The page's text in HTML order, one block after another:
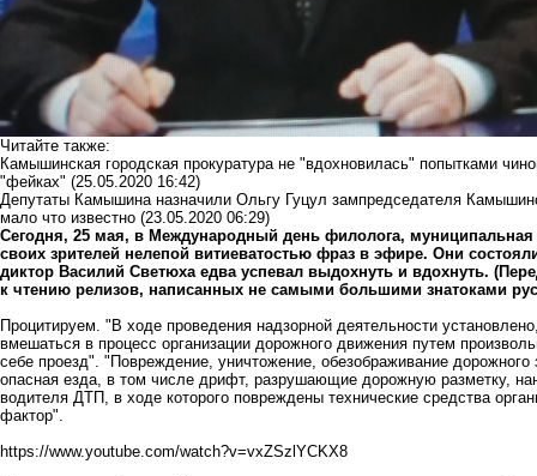
Читайте также:
Камышинская городская прокуратура не "вдохновилась" попытками
"фейках" (25.05.2020 16:42)
Депутаты Камышина назначили Ольгу Гуцул зампредседателя
мало что известно (23.05.2020 06:29)
Сегодня, 25 мая, в Международный день филолога,
своих зрителей нелепой витиеватостью фраз в эфире. Они
диктор Василий Светюха едва успевал выдохнуть и вдохнуть.
к чтению релизов, написанных не самыми большими знатоками
Процитируем. "В ходе проведения надзорной деятельности
вмешаться в процесс организации дорожного движения путем
себе проезд". "Повреждение, уничтожение, обезображивание
опасная езда, в том числе дрифт, разрушающие дорожную разметку,
водителя ДТП, в ходе которого повреждены технические средства
фактор".
https://www.youtube.com/watch?v=vxZSzlYCKX8